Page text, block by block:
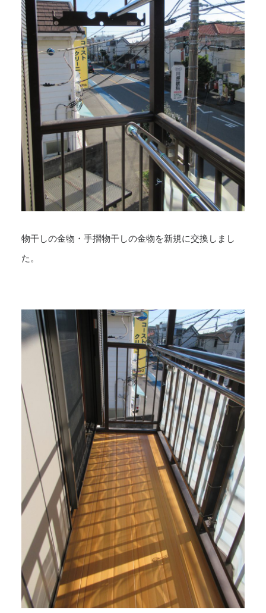
物干しの金物・手摺物干しの金物を新規に交換しまし
た。